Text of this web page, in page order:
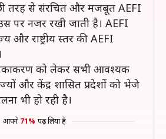
तरह से संरचित और मजबूत AEFI
उस पर नजर रखी जाती है। AEFI
और राष्ट्रीय स्तर की AEFI
को लेकर सभी आवश्यक
और केंद्र शासित प्रदेशों को भेजे
भी हो रही है।
आपने 71% पढ़ लिया है